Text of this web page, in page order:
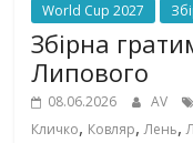
World Cup 2027
Збірна
Липового
08.06.2026 AV
Кличко, Ковляр,Лень,